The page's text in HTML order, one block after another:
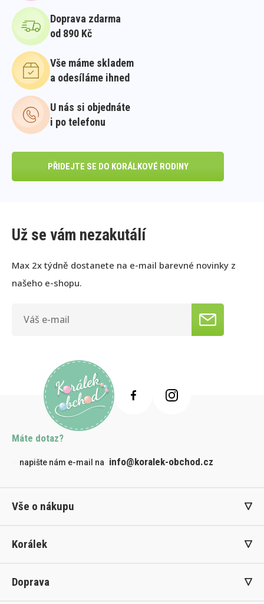
Doprava zdarma
od 890 Kč
Vše máme skladem
a odesíláme ihned
U nás si objednáte
i po telefonu
PŘIDEJTE SE DO KORÁLKOVÉ RODINY
Už se vám nezakutálí
Max 2x týdně dostanete na e-mail barevné novinky z
našeho e-shopu.
Máte dotaz?
napište nám e-mail na info@koralek-obchod.cz
Vše o nákupu
Korálek
Doprava